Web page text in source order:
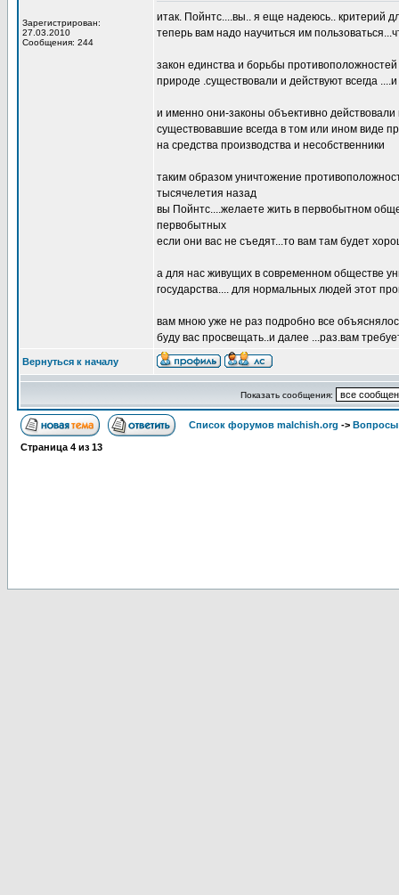
Зарегистрирован:
27.03.2010
Сообщения: 244
итак. Пойнтс....вы.. я еще надеюсь.. критерий
теперь вам надо научиться им
закон единства и борьбы
природе .существовали и действуют всегда
и именно они-законы объективно
существовавшие всегда в том или ином виде
на средства производства и несобственники
таким образом уничтожение
тысячелетия назад
вы Пойнтс....желаете жить в первобытном
первобытных
если они вас не съедят...то вам там будет
а для нас живущих в современном обществе
государства.... для нормальных людей этот
вам мною уже не раз подробно все
буду вас просвещать..и далее ...раз.вам
Вернуться к началу
Показать сообщения:
Список форумов malchish.org -> Вопросы
Страница 4 из 13